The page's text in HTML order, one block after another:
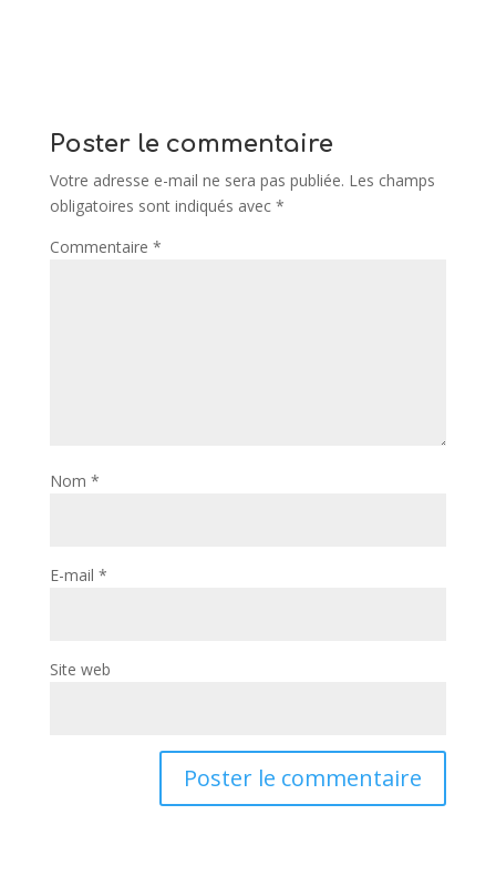
Poster le commentaire
Votre adresse e-mail ne sera pas publiée. Les champs
obligatoires sont indiqués avec *
Commentaire *
Nom *
E-mail *
Site web